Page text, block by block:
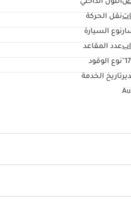
اللون الداخلي
نقل الحركة
نوع السيارة
عدد المقاعد
17" نوع الوقود
تاريخ الخدمة